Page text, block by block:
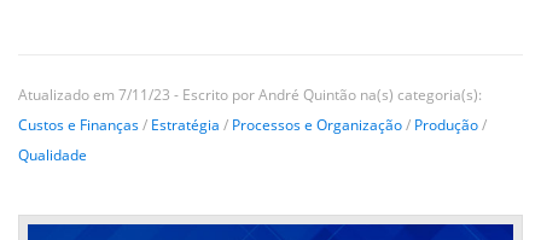
Atualizado em 7/11/23 - Escrito por André Quintão na(s) categoria(s):
Custos e Finanças/ Estratégia / Processos e Organização/ Produção/
Qualidade